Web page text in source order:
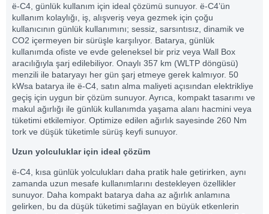
ë-C4, günlük kullanım için ideal çözümü sunuyor. ë-C4’ün
kullanım kolaylığı, iş, alışveriş veya gezmek için çoğu
kullanıcının günlük kullanımını; sessiz, sarsıntısız, dinamik ve
CO2 içermeyen bir sürüşle karşılıyor. Batarya, günlük
kullanımda ofiste ve evde geleneksel bir priz veya Wall Box
aracılığıyla şarj edilebiliyor. Onaylı 357 km (WLTP döngüsü)
menzili ile bataryayı her gün şarj etmeye gerek kalmıyor. 50
kWsa batarya ile ë-C4, satın alma maliyeti açısından elektrikliye
geçiş için uygun bir çözüm sunuyor. Ayrıca, kompakt tasarımı ve
makul ağırlığı ile günlük kullanımda yaşama alanı hacmini veya
tüketimi etkilemiyor. Optimize edilen ağırlık sayesinde 260 Nm
tork ve düşük tüketimle sürüş keyfi sunuyor.
Uzun yolculuklar için ideal çözüm
ë-C4, kısa günlük yolculukları daha pratik hale getirirken, aynı
zamanda uzun mesafe kullanımlarını destekleyen özellikler
sunuyor. Daha kompakt batarya daha az ağırlık anlamına
gelirken, bu da düşük tüketimi sağlayan en büyük etkenlerin